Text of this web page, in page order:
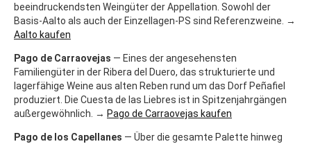
beeindruckendsten Weingüter der Appellation. Sowohl der
Basis-Aalto als auch der Einzellagen-PS sind Referenzweine. →
Aalto kaufen
Pago de Carraovejas — Eines der angesehensten
Familiengüter in der Ribera del Duero, das strukturierte und
lagerfähige Weine aus alten Reben rund um das Dorf Peñafiel
produziert. Die Cuesta de las Liebres ist in Spitzenjahrgängen
außergewöhnlich. → Pago de Carraovejas kaufen
Pago de los Capellanes — Über die gesamte Palette hinweg